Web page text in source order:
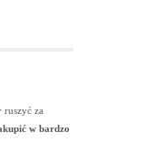
ruszyć za
w bardzo